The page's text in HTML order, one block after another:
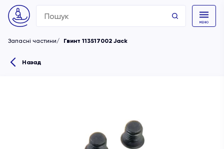
Search
for:
Запасні частини Гвинт 113S17002 Jack
Назад